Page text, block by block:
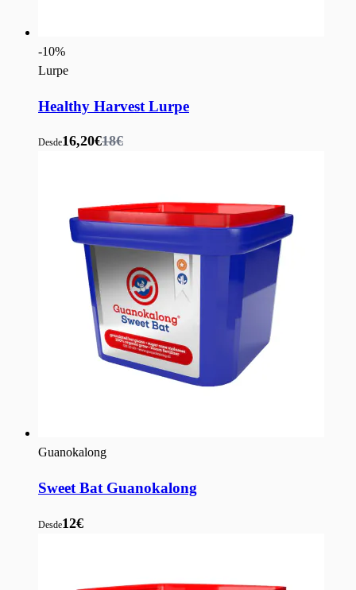
-10%
Lurpe
Healthy Harvest Lurpe
Desde16,20€18€
Guanokalong
Sweet Bat Guanokalong
Desde12€